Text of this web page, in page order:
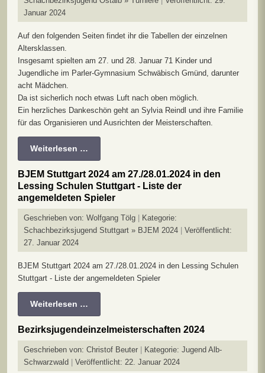
Januar 2024
Auf den folgenden Seiten findet ihr die Tabellen der einzelnen
Altersklassen.
Insgesamt spielten am 27. und 28. Januar 71 Kinder und
Jugendliche im Parler-Gymnasium Schwäbisch Gmünd, darunter
acht Mädchen.
Da ist sicherlich noch etwas Luft nach oben möglich.
Ein herzliches Dankeschön geht an Sylvia Reindl und ihre Familie
für das Organisieren und Ausrichten der Meisterschaften.
Weiterlesen …
BJEM Stuttgart 2024 am 27./28.01.2024 in den
Lessing Schulen Stuttgart - Liste der
angemeldeten Spieler
Geschrieben von: Wolfgang Tölg
Kategorie:
Schachbezirksjugend Stuttgart » BJEM 2024
Veröffentlicht:
27. Januar 2024
BJEM Stuttgart 2024 am 27./28.01.2024 in den Lessing Schulen
Stuttgart - Liste der angemeldeten Spieler
Weiterlesen …
Bezirksjugendeinzelmeisterschaften 2024
Geschrieben von: Christof Beuter Kategorie: Jugend Alb-
Schwarzwald
Veröffentlicht: 22. Januar 2024